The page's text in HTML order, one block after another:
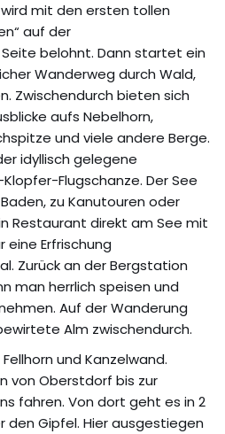
mit den ersten tollen
auf der
belohnt. Dann startet ein
Wanderweg durch Wald,
Zwischendurch bieten sich
aufs Nebelhorn,
und viele andere Berge.
idyllisch gelegene
Flugschanze. Der See
zu Kanutouren oder
Restaurant direkt am See mit
eine Erfrischung
Zurück an der Bergstation
man herrlich speisen und
Auf der Wanderung
Alm zwischendurch.
und Kanzelwand.
von Oberstdorf bis zur
fahren. Von dort geht es in 2
den Gipfel. Hier ausgestiegen